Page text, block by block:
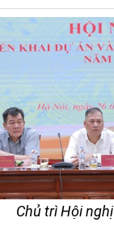
Chủ trì Hội nghị